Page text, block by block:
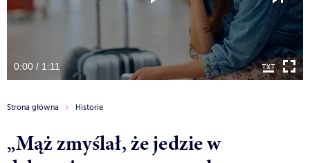
0:00 / 1:11
Strona główna Historie
„Mąż zmyślał, że jedzie w